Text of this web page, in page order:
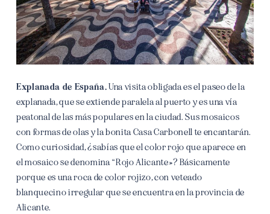
Explanada de España.Una visita obligada es el paseo de la
explanada, que se extiende paralela al puerto y es una vía
peatonal de las más populares en la ciudad. Sus mosaicos
con formas de olas y la bonita Casa Carbonell te encantarán.
Como curiosidad, ¿sabías que el color rojo que aparece en
el mosaico se denomina “Rojo Alicante»? Básicamente
porque es una roca de color rojizo, con veteado
blanquecino irregular que se encuentra en la provincia de
Alicante.